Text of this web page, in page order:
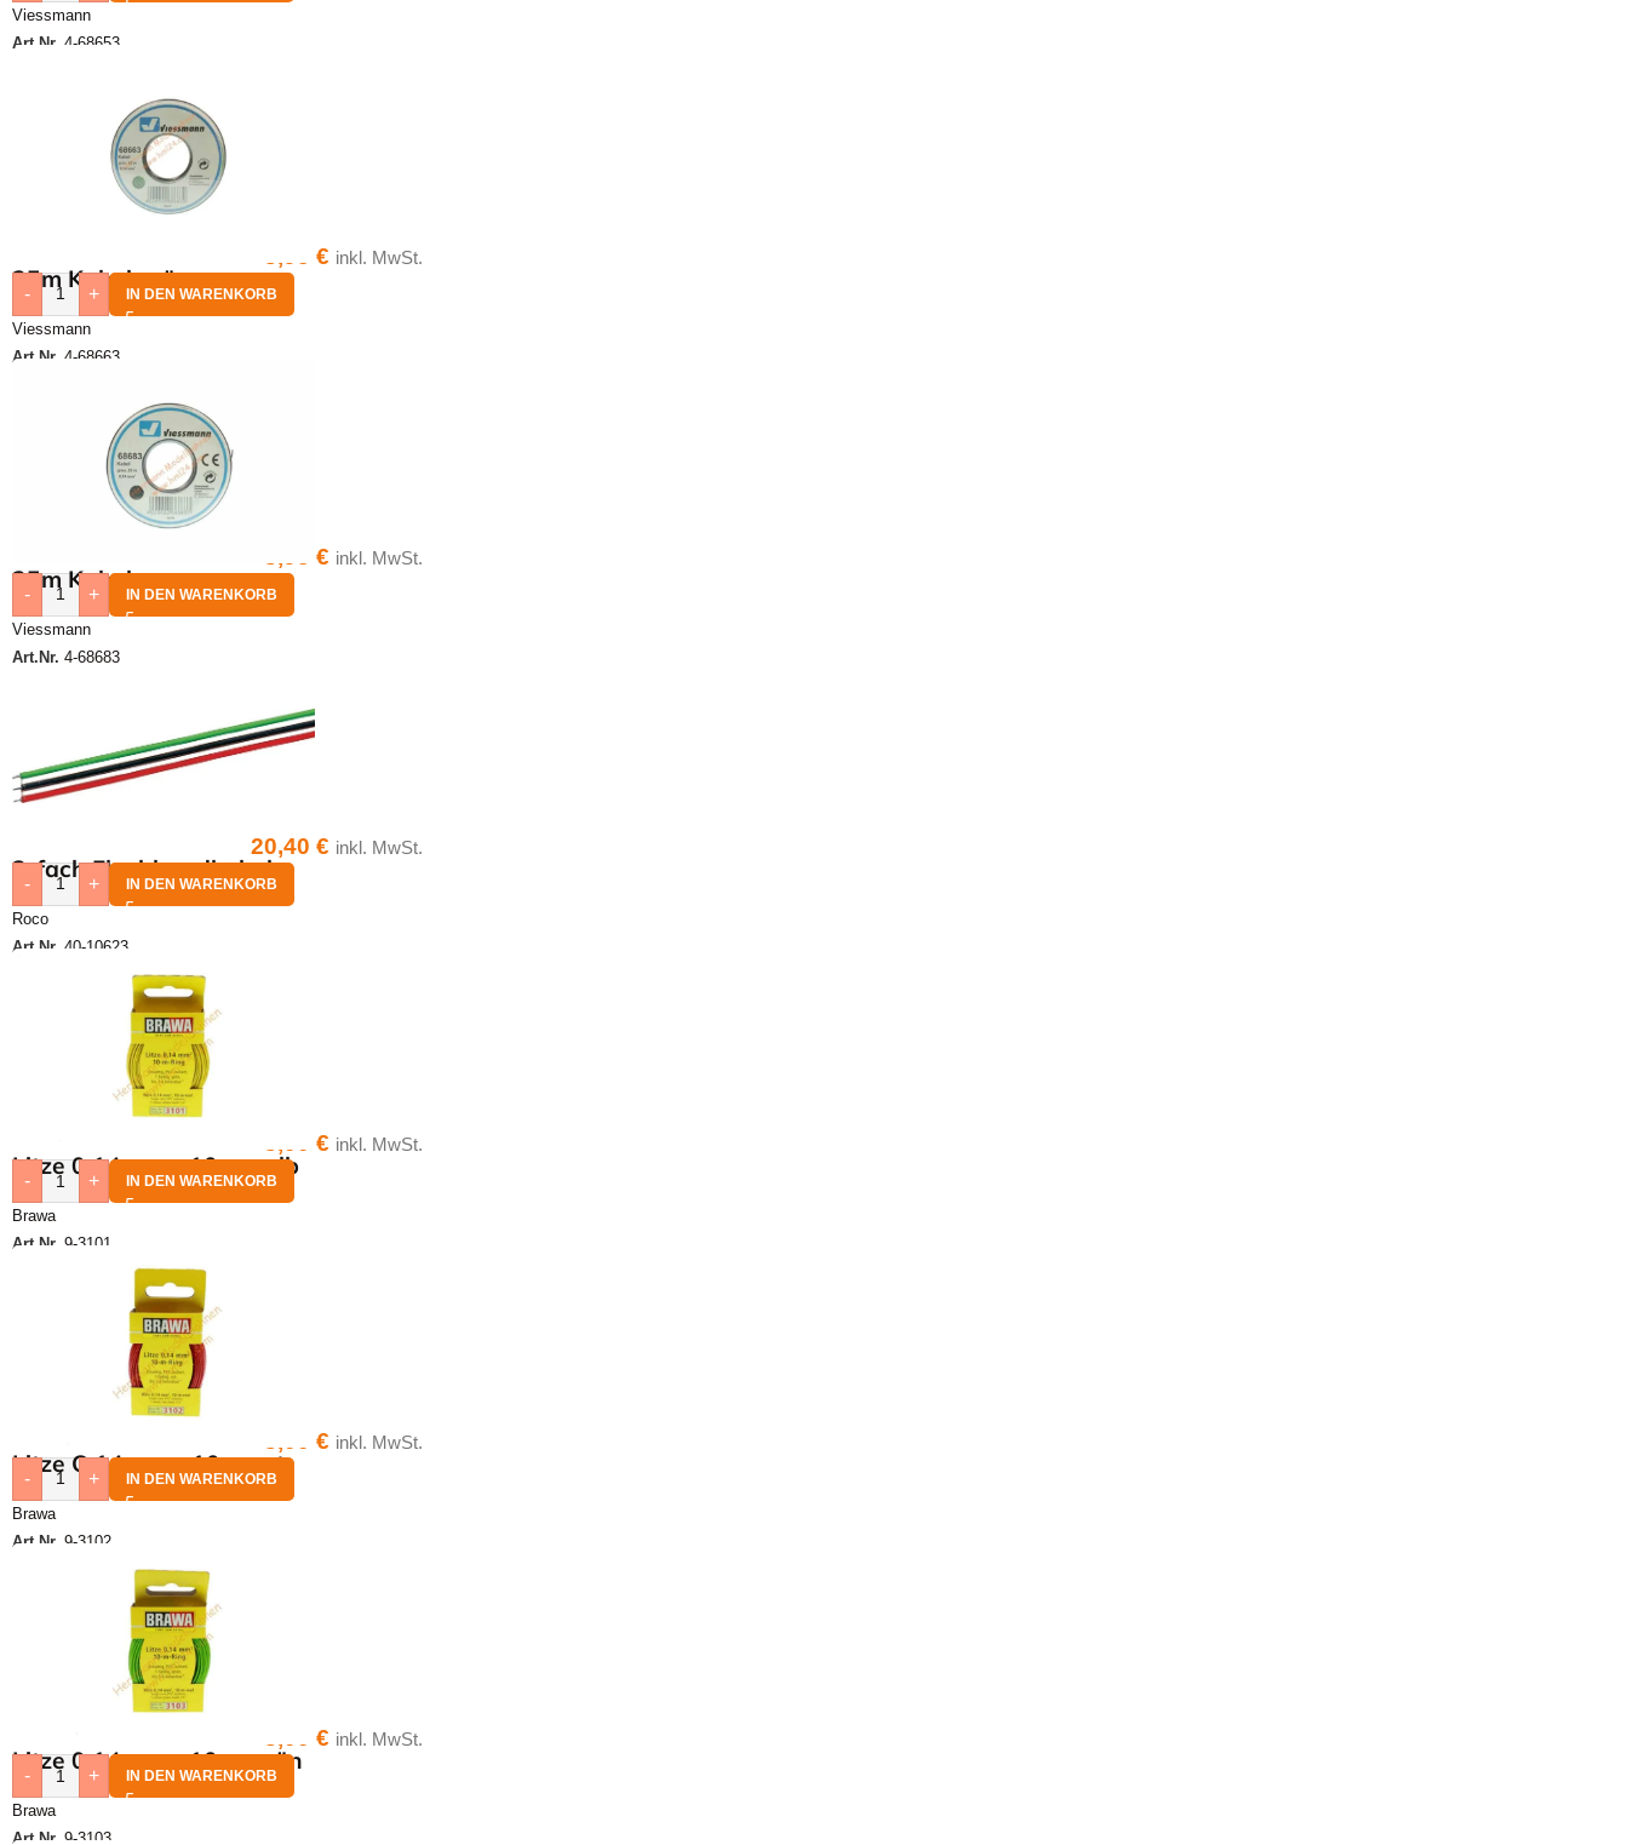
Viessmann
Art.Nr. 4-68653
25m Kabel grün
Viessmann
Art.Nr. 4-68663
8,95€ inkl. MwSt.
-
+ IN DEN WARENKORB
25m Kabel grau
Viessmann
Art.Nr. 4-68683
8,95€ inkl. MwSt.
-
+ IN DEN WARENKORB
3-fach Flachbandkabel
Roco
Art.Nr. 40-10623
20,40€ inkl. MwSt.
-
+ IN DEN WARENKORB
Litze 0,14 qmm,10 m gelb
Brawa
Art.Nr. 9-3101
3,00€ inkl. MwSt.
-
+ IN DEN WARENKORB
Litze O,14 qmm,10 m rot
Brawa
Art.Nr. 9-3102
3,00€ inkl. MwSt.
-
+ IN DEN WARENKORB
Litze 0,14 qmm,10 m grün
Brawa
Art.Nr. 9-3103
3,00€ inkl. MwSt.
-
+ IN DEN WARENKORB